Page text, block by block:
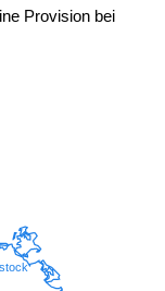
Provision bei